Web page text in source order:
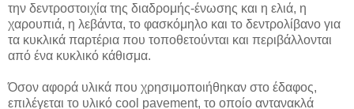
την δεντροστοιχία της διαδρομής-ένωσης και η ελιά, η
χαρουπιά, η λεβάντα, το φασκόμηλο και το δεντρολίβανο για
τα κυκλικά παρτέρια που τοποθετούνται και περιβάλλονται
από ένα κυκλικό κάθισμα.
Όσον αφορά υλικά που χρησιμοποιήθηκαν στο έδαφος,
επιλέγεται το υλικό cool pavement, το οποίο αντανακλά